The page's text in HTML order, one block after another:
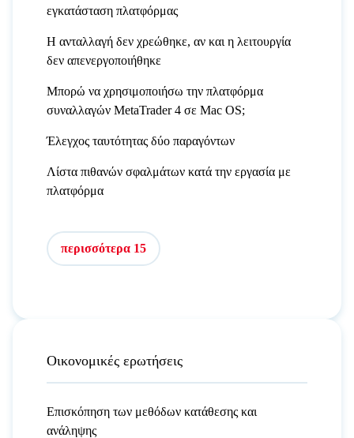
εγκατάσταση πλατφόρμας
Η ανταλλαγή δεν χρεώθηκε, αν και η λειτουργία
δεν απενεργοποιήθηκε
Μπορώ να χρησιμοποιήσω την πλατφόρμα
συναλλαγών MetaTrader 4 σε Mac OS;
Έλεγχος ταυτότητας δύο παραγόντων
Λίστα πιθανών σφαλμάτων κατά την εργασία με
πλατφόρμα
περισσότερα 15
Οικονομικές ερωτήσεις
Επισκόπηση των μεθόδων κατάθεσης και
ανάληψης